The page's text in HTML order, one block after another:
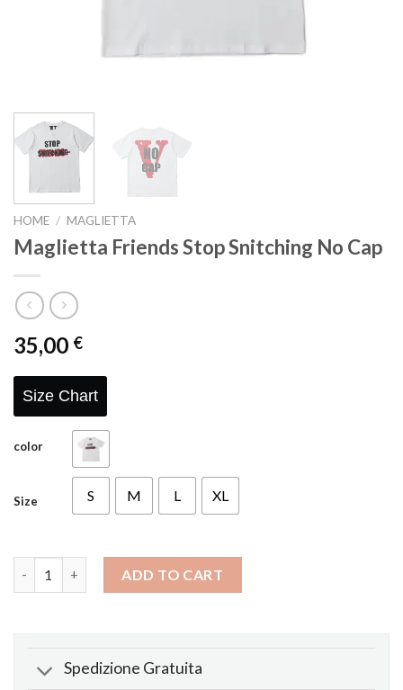
HOME / MAGLIETTA
Maglietta Friends Stop Snitching No Cap
35,00 €
Size Chart
color
Size S M L XL
ADD TO CART
Spedizione Gratuita